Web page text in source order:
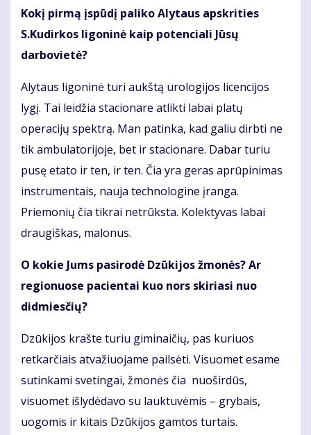
Kokį pirmą įspūdį paliko Alytaus apskrities
S.Kudirkos ligoninė kaip potenciali Jūsų
darbovietė?
Alytaus ligoninė turi aukštą urologijos licencijos
lygį. Tai leidžia stacionare atlikti labai platų
operacijų spektrą. Man patinka, kad galiu dirbti ne
tik ambulatorijoje, bet ir stacionare. Dabar turiu
pusę etato ir ten, ir ten. Čia yra geras aprūpinimas
instrumentais, nauja technologine įranga.
Priemonių čia tikrai netrūksta. Kolektyvas labai
draugiškas, malonus.
O kokie Jums pasirodė Dzūkijos žmonės? Ar
regionuose pacientai kuo nors skiriasi nuo
didmiesčių?
Dzūkijos krašte turiu giminaičių, pas kuriuos
retkarčiais atvažiuojame pailsėti. Visuomet esame
sutinkami svetingai, žmonės čia nuoširdūs,
visuomet išlydėdavo su lauktuvėmis – grybais,
uogomis ir kitais Dzūkijos gamtos turtais.